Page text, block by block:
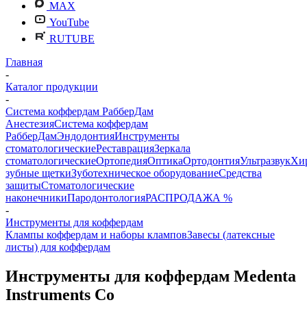
MAX
YouTube
RUTUBE
Главная
-
Каталог продукции
-
Система коффердам РабберДам
АнестезияСистема коффердам
РабберДамЭндодонтияИнструменты
стоматологическиеРеставрацияЗеркала
стоматологическиеОртопедияОптикаОртодонтияУльтразвук
зубные щеткиЗуботехническое оборудованиеСредства
защитыСтоматологические
наконечникиПародонтологияРАСПРОДАЖА %
-
Инструменты для коффердам
Клампы коффердам и наборы кламповЗавесы (латексные
листы) для коффердам
Инструменты для коффердам Medenta
Instruments Co